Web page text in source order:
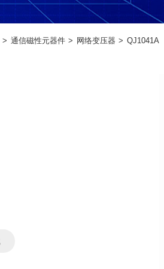
通信磁性元器件 网络变压器 QJ1041A